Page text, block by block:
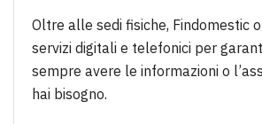
Oltre alle sedi fisiche, Findomestic
servizi digitali e telefonici per
sempre avere le informazioni o
hai bisogno.